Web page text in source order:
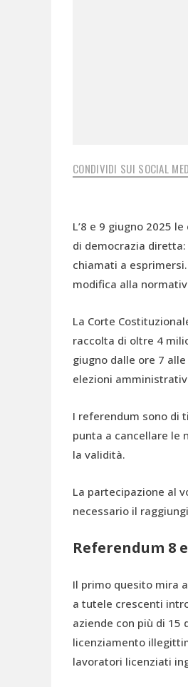
CONDIVIDI SUI SOCIAL
L’8 e 9 giugno 2025
di democrazia
chiamati a
modifica alla
La Corte
raccolta di oltre 4
giugno dalle ore 7
elezioni
I referendum sono di
punta a cancellare le
la validità.
La partecipazione al
necessario il
Referendum 8
Il primo quesito mira
a tutele crescenti
aziende con più di
licenziamento
lavoratori licenziati